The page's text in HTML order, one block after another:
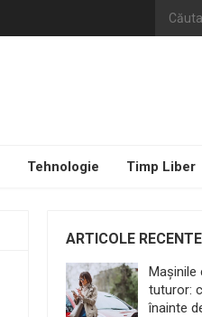
Tehnologie Timp Liber
ARTICOLE RECENTE
Mașinile
tuturor:
înainte